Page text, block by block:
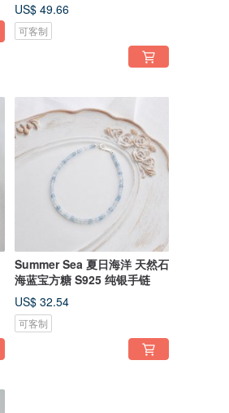
US$ 49.66
可客制
Summer Sea 夏日海洋 天然石
海蓝宝方糖 S925 纯银手链
US$ 32.54
可客制